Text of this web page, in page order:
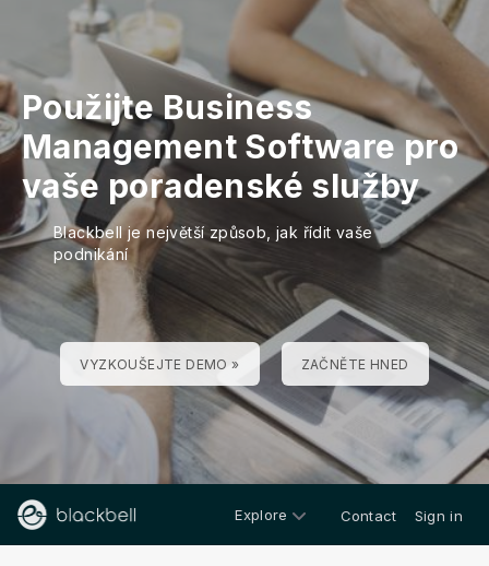
Použijte Business
Management Software pro
vaše poradenské služby
Blackbell je největší způsob, jak řídit vaše
podnikání
VYZKOUŠEJTE DEMO » ZAČNĚTE HNED
Explore Contact Sign in